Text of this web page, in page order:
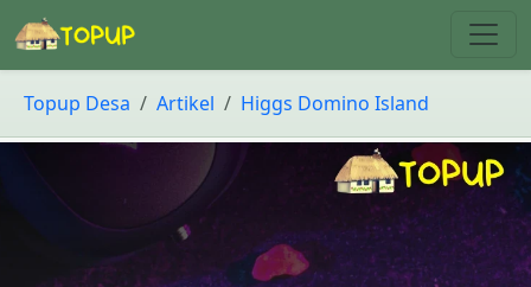
Topup Desa Artikel Higgs Domino Island